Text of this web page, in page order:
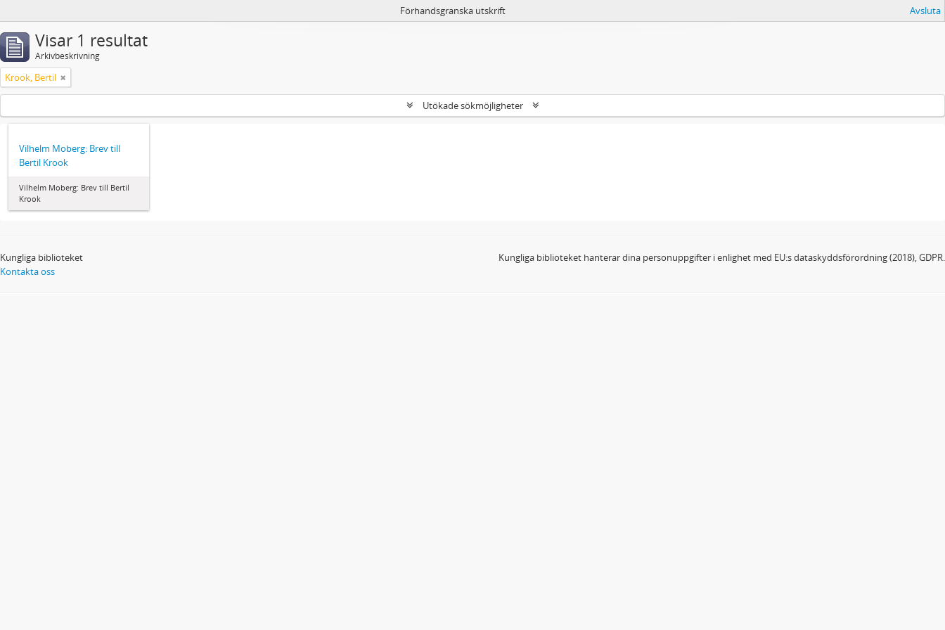
Förhandsgranska utskrift Avsluta
Visar 1 resultat
Arkivbeskrivning
Krook, Bertil
Utökade sökmöjligheter
Vilhelm Moberg: Brev till
Bertil Krook
Vilhelm Moberg: Brev till Bertil
Krook
Kungliga biblioteket
Kontakta oss
Kungliga biblioteket hanterar dina personuppgifter i enlighet med EU:s dataskyddsförordning (2018), GDPR.